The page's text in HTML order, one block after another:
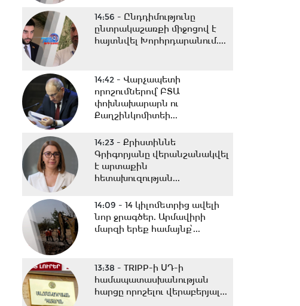
14:56 - Ընդդիմությունը
ընտրակաշառքի միջոցով է
հայտնվել Խորհրդարանում....
14:42 - Վարչապետի
որոշումներով՝ ԲՏԱ
փոխնախարարն ու
Քաղշինկոմիտեի...
14:23 - Քրիստիննե
Գրիգորյանը վերանշանակվել
է արտաքին
հետախուզության...
14:09 - 14 կիլոմետրից ավելի
նոր ջրագծեր. Արմավիրի
մարզի երեք համայնք՝...
13:38 - TRIPP-ի ՍԴ-ի
համապատասխանության
հարցը որոշելու վերաբերյալ...